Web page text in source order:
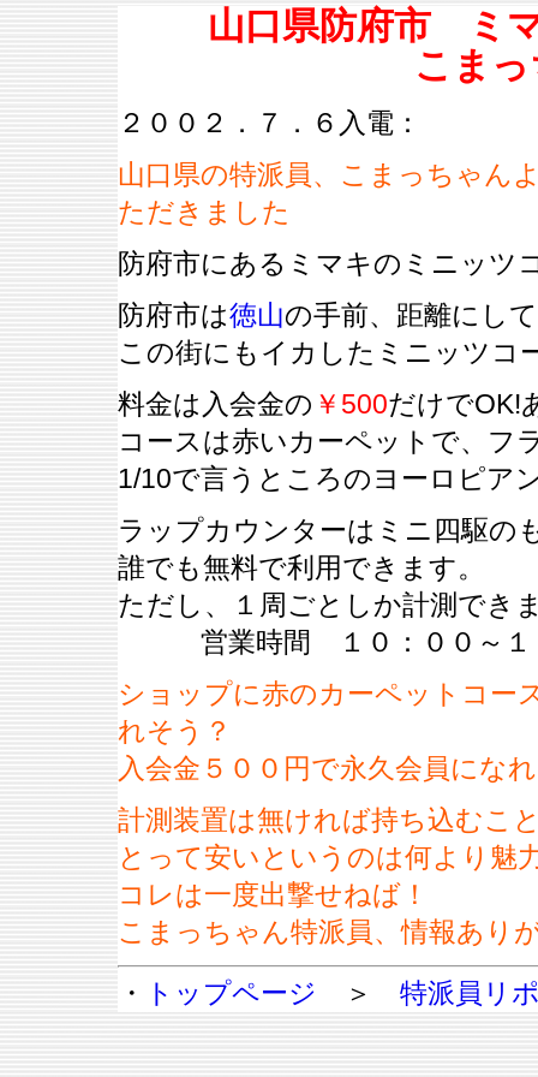
山口県防府市 ミ
こま
２００２．７．６入電：
山口県の特派員、こまっちゃん
ただきました
防府市にあるミマキのミニッツ
防府市は徳山の手前、距離にし
この街にもイカしたミニッツコ
料金は入会金の ￥500だけでOK!
コースは赤いカーペットで、フ
1/10で言うところのヨーロピア
ラップカウンターはミニ四駆の
誰でも無料で利用できます。
ただし、１周ごとしか計測でき
営業時間 １０：００～１
ショップに赤のカーペットコー
れそう？
入会金５００円で永久会員にな
計測装置は無ければ持ち込むこ
とって安いというのは何より魅
コレは一度出撃せねば！
こまっちゃん特派員、情報あり
・
トップページ ＞ 特派員リ